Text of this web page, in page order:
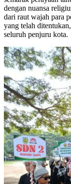
dengan nuansa
dari raut wajah para
yang telah
seluruh penjuru kota.